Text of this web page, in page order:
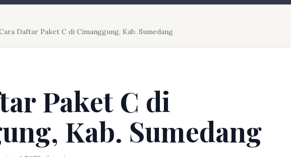
Daftar Paket C di Cimanggung, Kab. Sumedang
Paket C di
Kab. Sumedang